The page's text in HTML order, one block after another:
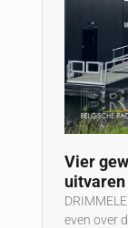
Vier
uitvaren
even over